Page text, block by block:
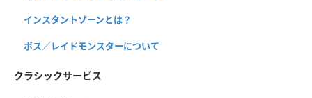
インスタントゾーンとは？
ボス／レイドモンスターについて
クラシックサービス